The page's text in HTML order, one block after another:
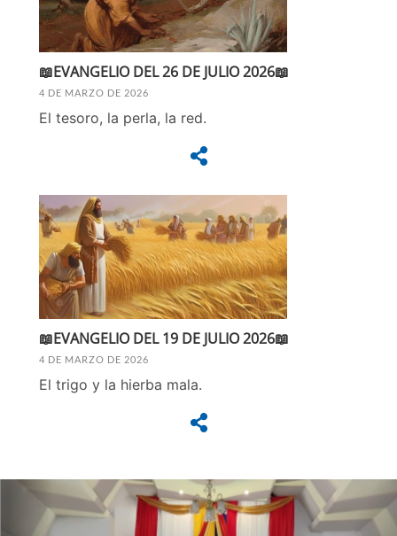
📖EVANGELIO DEL 26 DE JULIO 2026📖
4 DE MARZO DE 2026
El tesoro, la perla, la red.
📖EVANGELIO DEL 19 DE JULIO 2026📖
4 DE MARZO DE 2026
El trigo y la hierba mala.